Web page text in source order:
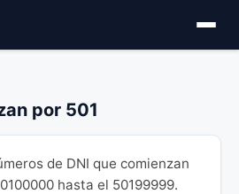
por 501
de DNI que comienzan
hasta el 50199999.